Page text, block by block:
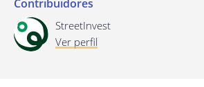
Contribuidores
StreetInvest
Ver perfil